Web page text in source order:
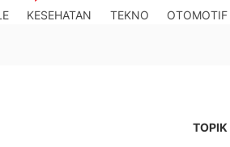
KESEHATAN TEKNO OTOMOTIF
TOPIK